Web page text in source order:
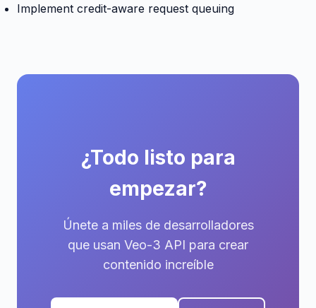
Implement credit-aware request queuing
¿Todo listo para
empezar?
Únete a miles de desarrolladores
que usan Veo-3 API para crear
contenido increíble